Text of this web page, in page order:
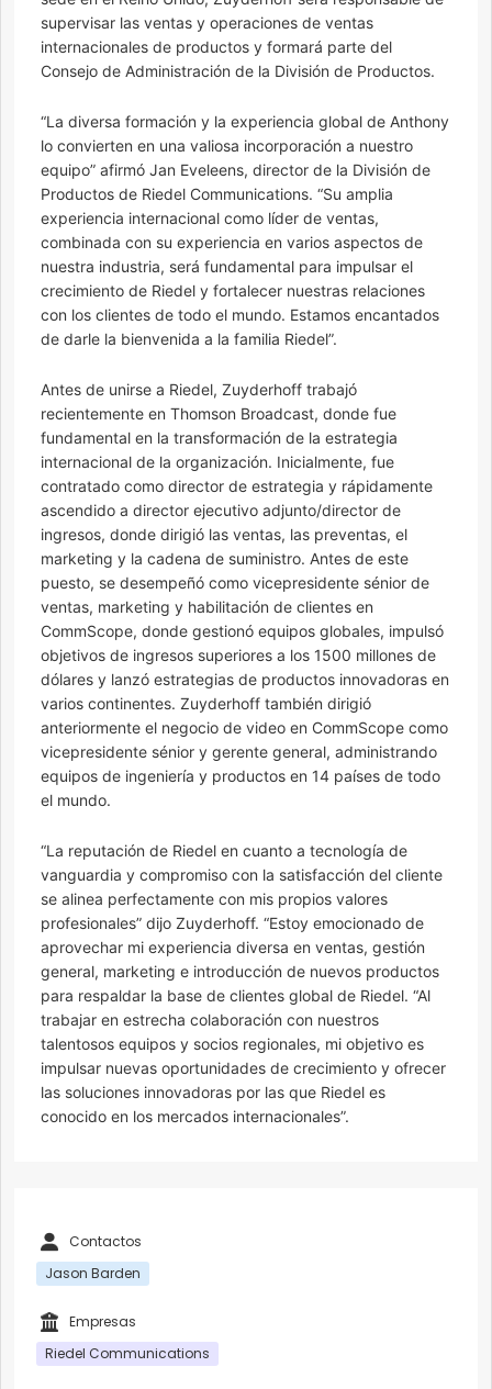
supervisar las ventas y operaciones de ventas
internacionales de productos y formará parte del
Consejo de Administración de la División de Productos.
“La diversa formación y la experiencia global de Anthony
lo convierten en una valiosa incorporación a nuestro
equipo” afirmó Jan Eveleens, director de la División de
Productos de Riedel Communications. “Su amplia
experiencia internacional como líder de ventas,
combinada con su experiencia en varios aspectos de
nuestra industria, será fundamental para impulsar el
crecimiento de Riedel y fortalecer nuestras relaciones
con los clientes de todo el mundo. Estamos encantados
de darle la bienvenida a la familia Riedel”.
Antes de unirse a Riedel, Zuyderhoff trabajó
recientemente en Thomson Broadcast, donde fue
fundamental en la transformación de la estrategia
internacional de la organización. Inicialmente, fue
contratado como director de estrategia y rápidamente
ascendido a director ejecutivo adjunto/director de
ingresos, donde dirigió las ventas, las preventas, el
marketing y la cadena de suministro. Antes de este
puesto, se desempeñó como vicepresidente sénior de
ventas, marketing y habilitación de clientes en
CommScope, donde gestionó equipos globales, impulsó
objetivos de ingresos superiores a los 1500 millones de
dólares y lanzó estrategias de productos innovadoras en
varios continentes. Zuyderhoff también dirigió
anteriormente el negocio de video en CommScope como
vicepresidente sénior y gerente general, administrando
equipos de ingeniería y productos en 14 países de todo
el mundo.
“La reputación de Riedel en cuanto a tecnología de
vanguardia y compromiso con la satisfacción del cliente
se alinea perfectamente con mis propios valores
profesionales” dijo Zuyderhoff. “Estoy emocionado de
aprovechar mi experiencia diversa en ventas, gestión
general, marketing e introducción de nuevos productos
para respaldar la base de clientes global de Riedel. “Al
trabajar en estrecha colaboración con nuestros
talentosos equipos y socios regionales, mi objetivo es
impulsar nuevas oportunidades de crecimiento y ofrecer
las soluciones innovadoras por las que Riedel es
conocido en los mercados internacionales”.
Contactos
Jason Barden
Empresas
Riedel Communications